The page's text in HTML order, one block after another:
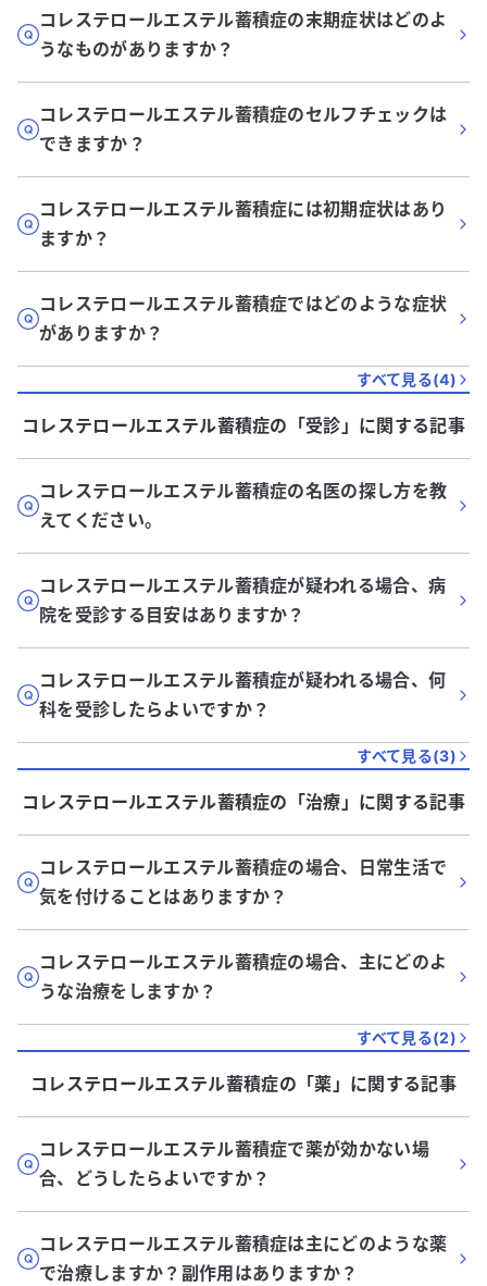
コレステロールエステル蓄積症の末期症状はどのよ
うなものがありますか？
コレステロールエステル蓄積症のセルフチェックは
できますか？
コレステロールエステル蓄積症には初期症状はあり
ますか？
コレステロールエステル蓄積症ではどのような症状
がありますか？
すべて見る(4)
コレステロールエステル蓄積症の「受診 」に関する記事
コレステロールエステル蓄積症の名医の探し方を教
えてください。
コレステロールエステル蓄積症が疑われる場合、病
院を受診する目安はありますか？
コレステロールエステル蓄積症が疑われる場合、何
科を受診したらよいですか？
すべて見る(3)
コレステロールエステル蓄積症の「治療 」に関する記事
コレステロールエステル蓄積症の場合、日常生活で
気を付けることはありますか？
コレステロールエステル蓄積症の場合、主にどのよ
うな治療をしますか？
すべて見る(2)
コレステロールエステル蓄積症の「薬 」に関する記事
コレステロールエステル蓄積症で薬が効かない場
合、どうしたらよいですか？
コレステロールエステル蓄積症は主にどのような薬
で治療しますか？副作用はありますか？